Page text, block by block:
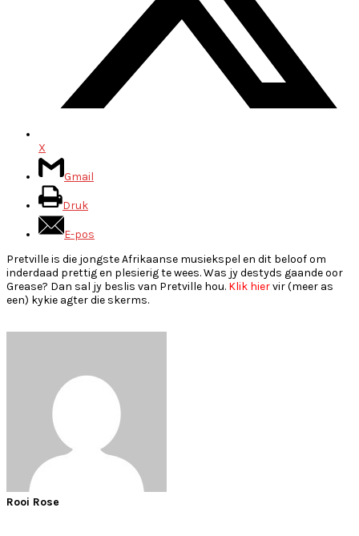
X
Gmail
Druk
E-pos
Pretville is die jongste Afrikaanse musiekspel en dit beloof om
inderdaad prettig en plesierig te wees. Was jy destyds gaande oor
Grease? Dan sal jy beslis van Pretville hou. Klik hiervir (meer as
een) kykie agter die skerms.
Rooi Rose